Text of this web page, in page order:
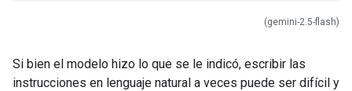
(gemini-2.5-flash)
Si bien el modelo hizo lo que se le indicó, escribir las
instrucciones en lenguaje natural a veces puede ser difícil y